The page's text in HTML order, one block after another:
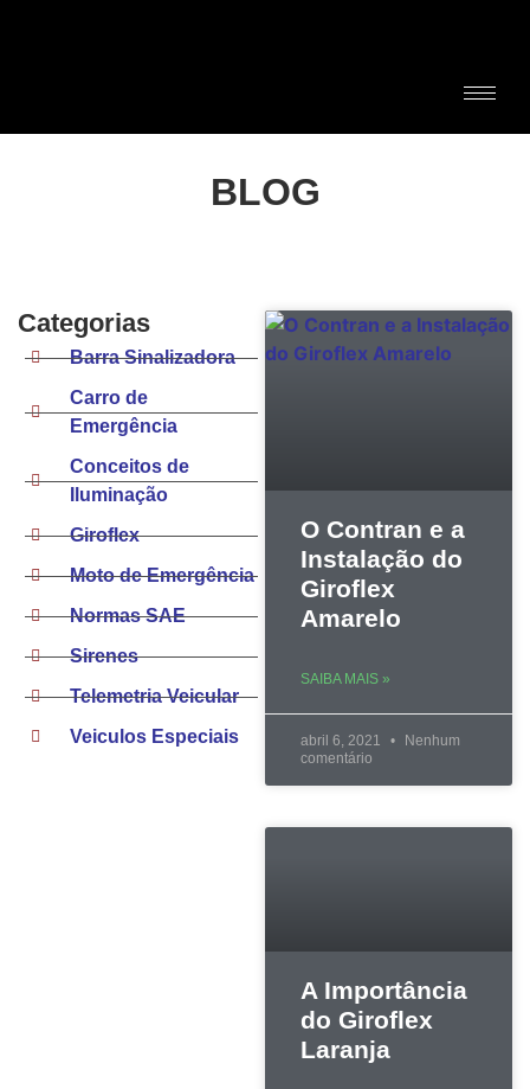
BLOG
Categorias
Barra Sinalizadora
Carro de
Emergência
Conceitos de
Iluminação
Giroflex
Moto de Emergência
Normas SAE
Sirenes
Telemetria Veicular
Veiculos Especiais
O Contran e a
Instalação do
Giroflex
Amarelo
SAIBA MAIS »
abril 6, 2021
Nenhum
comentário
A Importância
do Giroflex
Laranja